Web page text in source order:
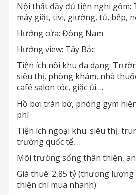
Nội thất đầy đủ tiện nghi gồm:
máy giặt, tivi, giường, tủ, bếp,
Hướng cửa: Đông Nam
Hướng view: Tây Bắc
Tiện ích nôi khu đa dạng:
siêu thị, phòng khám, nhà
café salon tóc, giặc ủi….
Hồ bơi tràn bờ, phòng gym
phí
Tiện ích ngoại khu: siêu thị,
trường quốc tế,…
Môi trường sống thân thiện,
Giá thuê: 2,85 tỷ (thương lượng
thiện chí mua nhanh)